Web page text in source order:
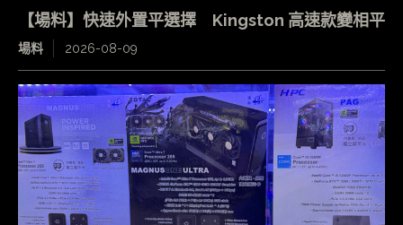
【場料】快速外置平選擇 Kingston 高速款變相平
場料 2026-08-09